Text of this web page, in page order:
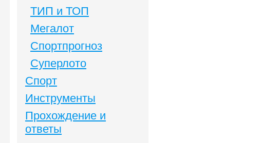
ТИП и ТОП
Мегалот
Спортпрогноз
Суперлото
Спорт
Инструменты
Прохождение и
ответы